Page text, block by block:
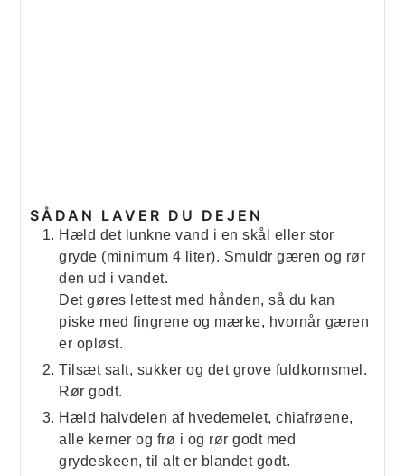
SÅDAN LAVER DU DEJEN
Hæld det lunkne vand i en skål eller stor
gryde (minimum 4 liter). Smuldr gæren og rør
den ud i vandet.
Det gøres lettest med hånden, så du kan
piske med fingrene og mærke, hvornår gæren
er opløst.
Tilsæt salt, sukker og det grove fuldkornsmel.
Rør godt.
Hæld halvdelen af hvedemelet, chiafrøene,
alle kerner og frø i og rør godt med
grydeskeen, til alt er blandet godt.